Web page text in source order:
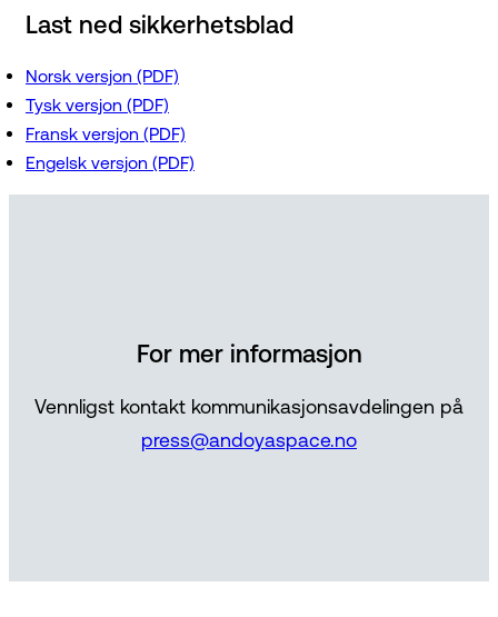
Last ned sikkerhetsblad
Norsk versjon (PDF)
Tysk versjon (PDF)
Fransk versjon (PDF)
Engelsk versjon (PDF)
For mer informasjon
Vennligst kontakt kommunikasjonsavdelingen på
press@andoyaspace.no